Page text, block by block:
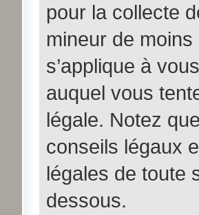
pour la collecte
mineur de
s’applique à
auquel vous
légale. Notez
conseils légaux
légales de toute
dessous.